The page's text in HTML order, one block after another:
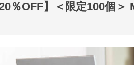
％OFF】＜限定100個＞